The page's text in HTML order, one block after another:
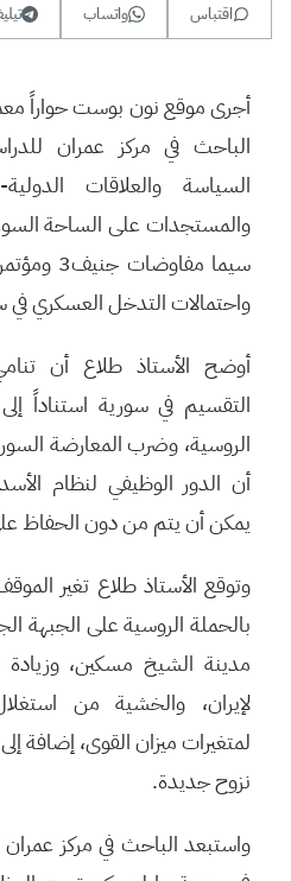
اقتباس واتساب
أجرى موقع نون بوست حواراً
الباحث في مركز عمران
السياسة والعلاقات
والمستجدات على الساحة
سيما
واحتمالات التدخل العسكري في
أوضح الأستاذ طلاع أن
التقسيم في سورية استناداً
الروسية، وضرب المعارضة
أن الدور الوظيفي لنظام الأسد
يمكن أن يتم من دون الحفاظ
وتوقع الأستاذ طلاع تغير
بالحملة الروسية على الجبهة
مدينة الشيخ مسكين، وزيادة
لإيران، والخشية من
لمتغيرات ميزان القوى، إضافة
نزوح جديدة.
واستبعد الباحث في مركز عمران